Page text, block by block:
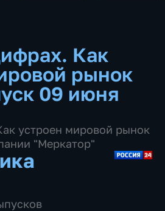
Как
рынок
09 июня
устроен мировой рынок
"Меркатор"